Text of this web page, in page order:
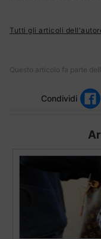
Tutti gli articoli
Questo articolo fa parte
Condividi